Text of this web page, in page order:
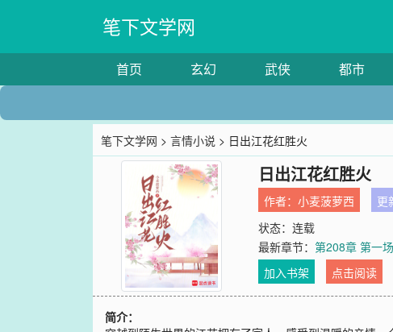
笔下文学网
首页 玄幻 武侠 都市
笔下文学网 >言情小说 > 日出江花红胜火
日出江花红胜火
作者：小麦菠萝西 更
状态：连载
最新章节：第208章 第一场
加入书架
点击阅读
简介：